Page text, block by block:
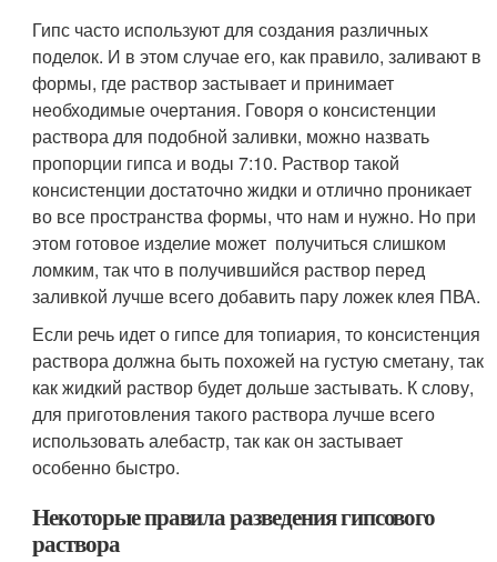
Гипс часто используют для создания различных
поделок. И в этом случае его, как правило, заливают в
формы, где раствор застывает и принимает
необходимые очертания. Говоря о консистенции
раствора для подобной заливки, можно назвать
пропорции гипса и воды 7:10. Раствор такой
консистенции достаточно жидки и отлично проникает
во все пространства формы, что нам и нужно. Но при
этом готовое изделие может получиться слишком
ломким, так что в получившийся раствор перед
заливкой лучше всего добавить пару ложек клея ПВА.
Если речь идет о гипсе для топиария, то консистенция
раствора должна быть похожей на густую сметану, так
как жидкий раствор будет дольше застывать. К слову,
для приготовления такого раствора лучше всего
использовать алебастр, так как он застывает
особенно быстро.
Некоторые правила разведения гипсового
раствора